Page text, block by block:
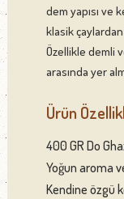
dem yapısı ve
klasik
Özellikle demli
arasında yer
Ürün
400 GR Do
Yoğun aroma
Kendine özgü